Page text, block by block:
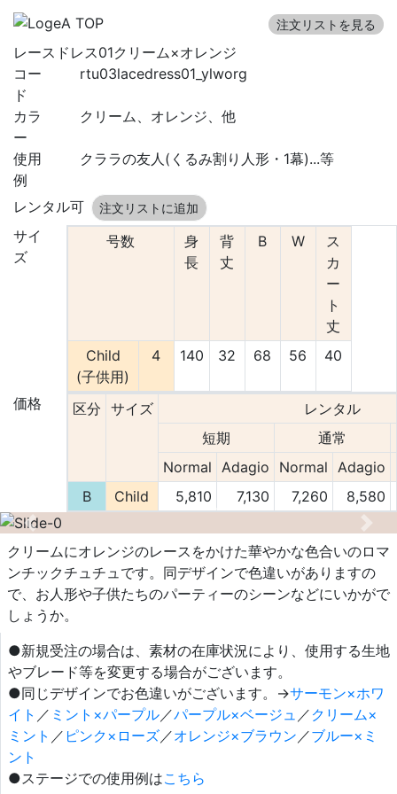
注文リストを見る
レースドレス01クリーム×オレンジ
コー
ド
rtu03lacedress01_ylworg
カラ
ー
クリーム、オレンジ、他
使用
例
クララの友人(くるみ割り人形・1幕)...等
レンタル可 注文リストに追加
サイ
ズ
号数
身
長
背
丈
B W
ス
カ
ー
ト
丈
Child
(子供用)
4 140 32 68 56 40
価格 区分 サイズ
レンタル
短期
通常
Normal Adagio Normal Adagio
B
Child 5,810 7,130 7,260 8,580
Previous
Next
クリームにオレンジのレースをかけた華やかな色合いのロマ
ンチックチュチュです。同デザインで色違いがありますの
で、お人形や子供たちのパーティーのシーンなどにいかがで
しょうか。
●新規受注の場合は、素材の在庫状況により、使用する生地
やブレード等を変更する場合がございます。
●同じデザインでお色違いがございます。→サーモン×ホワ
イト ／ ミント×パープル／パープル×ベージュ ／ クリーム×
ミント ／ ピンク×ローズ／オレンジ×ブラウン ／ブルー×ミ
ント
●ステージでの使用例はこちら